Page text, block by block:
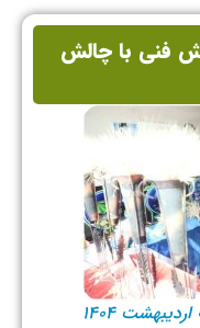
فنی با چالش